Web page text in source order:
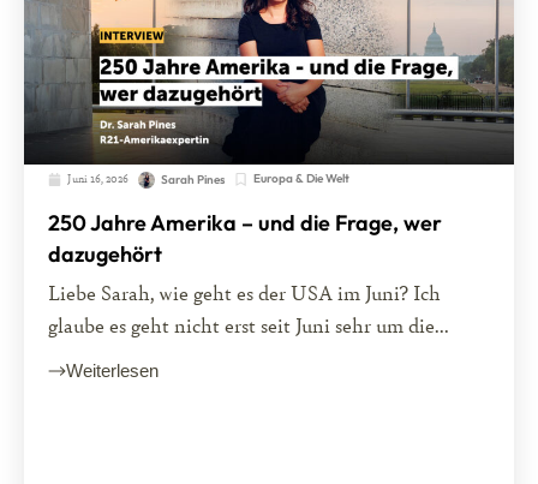
Juni 16, 2026 Sarah Pines Europa & Die Welt
250 Jahre Amerika – und die Frage, wer
dazugehört
Liebe Sarah, wie geht es der USA im Juni? Ich
glaube es geht nicht erst seit Juni sehr um die...
Weiterlesen